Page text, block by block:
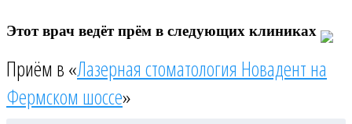
Этот врач ведёт прём в следующих клиниках
Приём в «Лазерная стоматология Новадент на
Фермском шоссе»